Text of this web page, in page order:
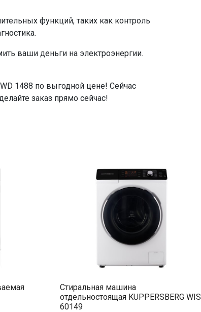
функций, таких как контроль
ваши деньги на электроэнергии.
1488 по выгодной цене! Сейчас
заказ прямо сейчас!
Стиральная машина
отдельностоящая KUPPERSBERG WIS
60149